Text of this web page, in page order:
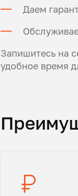
Даем
Запишитесь на
удобное время